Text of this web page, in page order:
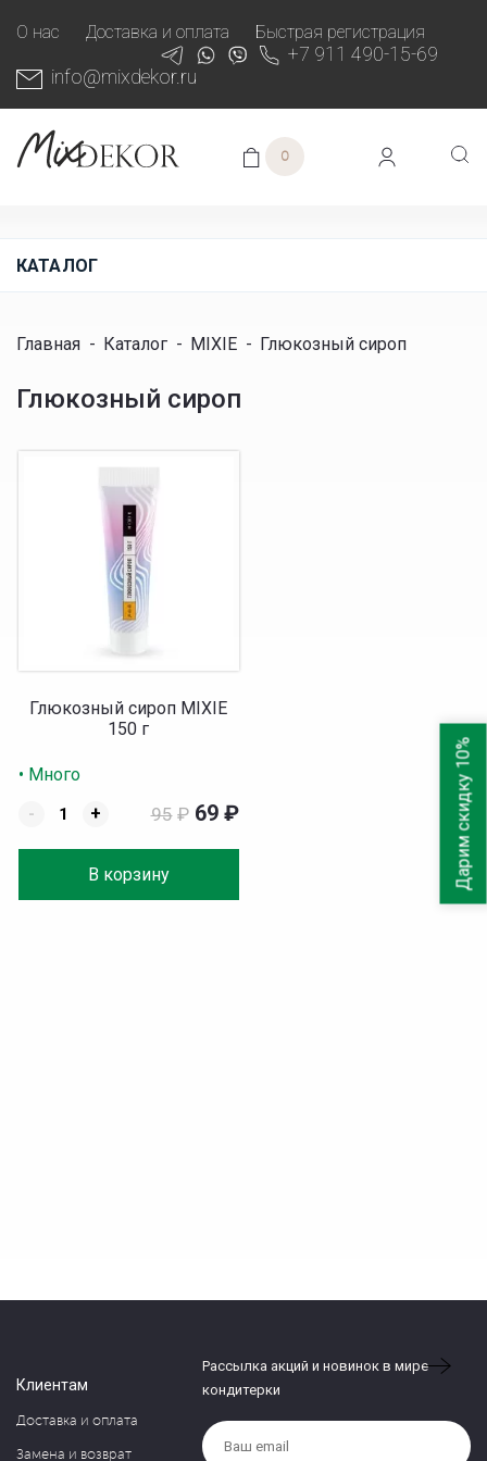
О нас Доставка и оплата Быстрая регистрация
+7 911 490-15-69
info@mixdekor.ru
0
КАТАЛОГ
Главная - Каталог - MIXIE - Глюкозный сироп
Глюкозный сироп
Глюкозный сироп MIXIE
150 г
• Много
-
+
В корзину
95 ₽ 69 ₽
Клиентам
Доставка и оплата
Замена и возврат
Рассылка акций и новинок в мире
кондитерки
Дарим скидку 10%